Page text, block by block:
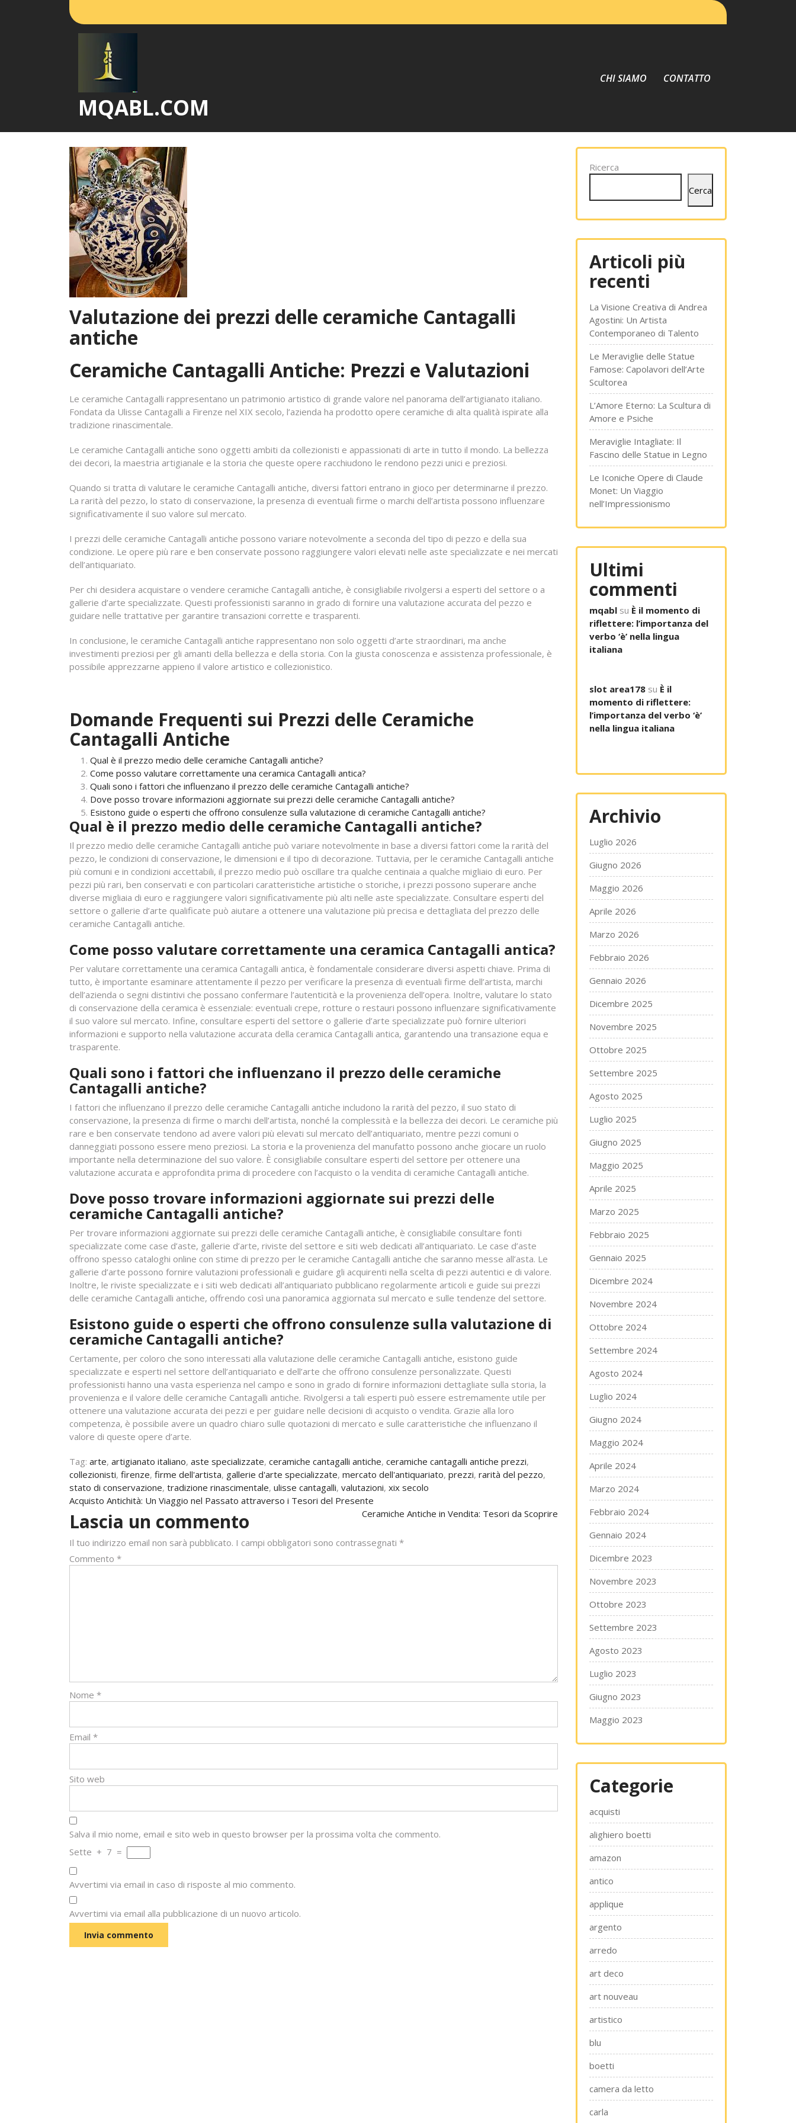
MQABL.COM
CHI SIAMO CONTATTO
Valutazione dei prezzi delle ceramiche Cantagalli
antiche
Ceramiche Cantagalli Antiche: Prezzi e Valutazioni
Le ceramiche Cantagalli rappresentano un patrimonio artistico di grande valore nel panorama dell’artigianato italiano.
Fondata da Ulisse Cantagalli a Firenze nel XIX secolo, l’azienda ha prodotto opere ceramiche di alta qualità ispirate alla
tradizione rinascimentale.
Le ceramiche Cantagalli antiche sono oggetti ambiti da collezionisti e appassionati di arte in tutto il mondo. La bellezza
dei decori, la maestria artigianale e la storia che queste opere racchiudono le rendono pezzi unici e preziosi.
Quando si tratta di valutare le ceramiche Cantagalli antiche, diversi fattori entrano in gioco per determinarne il prezzo.
La rarità del pezzo, lo stato di conservazione, la presenza di eventuali firme o marchi dell’artista possono influenzare
significativamente il suo valore sul mercato.
I prezzi delle ceramiche Cantagalli antiche possono variare notevolmente a seconda del tipo di pezzo e della sua
condizione. Le opere più rare e ben conservate possono raggiungere valori elevati nelle aste specializzate e nei mercati
dell’antiquariato.
Per chi desidera acquistare o vendere ceramiche Cantagalli antiche, è consigliabile rivolgersi a esperti del settore o a
gallerie d’arte specializzate. Questi professionisti saranno in grado di fornire una valutazione accurata del pezzo e
guidare nelle trattative per garantire transazioni corrette e trasparenti.
In conclusione, le ceramiche Cantagalli antiche rappresentano non solo oggetti d’arte straordinari, ma anche
investimenti preziosi per gli amanti della bellezza e della storia. Con la giusta conoscenza e assistenza professionale, è
possibile apprezzarne appieno il valore artistico e collezionistico.
Domande Frequenti sui Prezzi delle Ceramiche
Cantagalli Antiche
Qual è il prezzo medio delle ceramiche Cantagalli antiche?
Come posso valutare correttamente una ceramica Cantagalli antica?
Quali sono i fattori che influenzano il prezzo delle ceramiche Cantagalli antiche?
Dove posso trovare informazioni aggiornate sui prezzi delle ceramiche Cantagalli antiche?
Esistono guide o esperti che offrono consulenze sulla valutazione di ceramiche Cantagalli antiche?
Qual è il prezzo medio delle ceramiche Cantagalli antiche?
Il prezzo medio delle ceramiche Cantagalli antiche può variare notevolmente in base a diversi fattori come la rarità del
pezzo, le condizioni di conservazione, le dimensioni e il tipo di decorazione. Tuttavia, per le ceramiche Cantagalli antiche
più comuni e in condizioni accettabili, il prezzo medio può oscillare tra qualche centinaia a qualche migliaio di euro. Per
pezzi più rari, ben conservati e con particolari caratteristiche artistiche o storiche, i prezzi possono superare anche
diverse migliaia di euro e raggiungere valori significativamente più alti nelle aste specializzate. Consultare esperti del
settore o gallerie d’arte qualificate può aiutare a ottenere una valutazione più precisa e dettagliata del prezzo delle
ceramiche Cantagalli antiche.
Come posso valutare correttamente una ceramica Cantagalli antica?
Per valutare correttamente una ceramica Cantagalli antica, è fondamentale considerare diversi aspetti chiave. Prima di
tutto, è importante esaminare attentamente il pezzo per verificare la presenza di eventuali firme dell’artista, marchi
dell’azienda o segni distintivi che possano confermare l’autenticità e la provenienza dell’opera. Inoltre, valutare lo stato
di conservazione della ceramica è essenziale: eventuali crepe, rotture o restauri possono influenzare significativamente
il suo valore sul mercato. Infine, consultare esperti del settore o gallerie d’arte specializzate può fornire ulteriori
informazioni e supporto nella valutazione accurata della ceramica Cantagalli antica, garantendo una transazione equa e
trasparente.
Quali sono i fattori che influenzano il prezzo delle ceramiche
Cantagalli antiche?
I fattori che influenzano il prezzo delle ceramiche Cantagalli antiche includono la rarità del pezzo, il suo stato di
conservazione, la presenza di firme o marchi dell’artista, nonché la complessità e la bellezza dei decori. Le ceramiche più
rare e ben conservate tendono ad avere valori più elevati sul mercato dell’antiquariato, mentre pezzi comuni o
danneggiati possono essere meno preziosi. La storia e la provenienza del manufatto possono anche giocare un ruolo
importante nella determinazione del suo valore. È consigliabile consultare esperti del settore per ottenere una
valutazione accurata e approfondita prima di procedere con l’acquisto o la vendita di ceramiche Cantagalli antiche.
Dove posso trovare informazioni aggiornate sui prezzi delle
ceramiche Cantagalli antiche?
Per trovare informazioni aggiornate sui prezzi delle ceramiche Cantagalli antiche, è consigliabile consultare fonti
specializzate come case d’aste, gallerie d’arte, riviste del settore e siti web dedicati all’antiquariato. Le case d’aste
offrono spesso cataloghi online con stime di prezzo per le ceramiche Cantagalli antiche che saranno messe all’asta. Le
gallerie d’arte possono fornire valutazioni professionali e guidare gli acquirenti nella scelta di pezzi autentici e di valore.
Inoltre, le riviste specializzate e i siti web dedicati all’antiquariato pubblicano regolarmente articoli e guide sui prezzi
delle ceramiche Cantagalli antiche, offrendo così una panoramica aggiornata sul mercato e sulle tendenze del settore.
Esistono guide o esperti che offrono consulenze sulla valutazione di
ceramiche Cantagalli antiche?
Certamente, per coloro che sono interessati alla valutazione delle ceramiche Cantagalli antiche, esistono guide
specializzate e esperti nel settore dell’antiquariato e dell’arte che offrono consulenze personalizzate. Questi
professionisti hanno una vasta esperienza nel campo e sono in grado di fornire informazioni dettagliate sulla storia, la
provenienza e il valore delle ceramiche Cantagalli antiche. Rivolgersi a tali esperti può essere estremamente utile per
ottenere una valutazione accurata dei pezzi e per guidare nelle decisioni di acquisto o vendita. Grazie alla loro
competenza, è possibile avere un quadro chiaro sulle quotazioni di mercato e sulle caratteristiche che influenzano il
valore di queste opere d’arte.
Tag: arte, artigianato italiano, aste specializzate, ceramiche cantagalli antiche, ceramiche cantagalli antiche prezzi,
collezionisti, firenze, firme dell'artista, gallerie d'arte specializzate, mercato dell'antiquariato, prezzi, rarità del pezzo,
stato di conservazione, tradizione rinascimentale, ulisse cantagalli, valutazioni, xix secolo
Navigazione
articoli
Acquisto Antichità: Un Viaggio nel Passato attraverso i Tesori del Presente
Ceramiche Antiche in Vendita: Tesori da Scoprire
Lascia un commento
Il tuo indirizzo email non sarà pubblicato. I campi obbligatori sono contrassegnati *
Commento *
Nome *
Email *
Sito web
Salva il mio nome, email e sito web in questo browser per la prossima volta che commento.
Sette + 7 =
Avvertimi via email in caso di risposte al mio commento.
Avvertimi via email alla pubblicazione di un nuovo articolo.
Ricerca
Cerca
Articoli più
recenti
La Visione Creativa di Andrea
Agostini: Un Artista
Contemporaneo di Talento
Le Meraviglie delle Statue
Famose: Capolavori dell’Arte
Scultorea
L’Amore Eterno: La Scultura di
Amore e Psiche
Meraviglie Intagliate: Il
Fascino delle Statue in Legno
Le Iconiche Opere di Claude
Monet: Un Viaggio
nell’Impressionismo
Ultimi
commenti
mqabl su È il momento di
riflettere: l’importanza del
verbo ‘è’ nella lingua
italiana
slot area178 su È il
momento di riflettere:
l’importanza del verbo ‘è’
nella lingua italiana
Archivio
Luglio 2026
Giugno 2026
Maggio 2026
Aprile 2026
Marzo 2026
Febbraio 2026
Gennaio 2026
Dicembre 2025
Novembre 2025
Ottobre 2025
Settembre 2025
Agosto 2025
Luglio 2025
Giugno 2025
Maggio 2025
Aprile 2025
Marzo 2025
Febbraio 2025
Gennaio 2025
Dicembre 2024
Novembre 2024
Ottobre 2024
Settembre 2024
Agosto 2024
Luglio 2024
Giugno 2024
Maggio 2024
Aprile 2024
Marzo 2024
Febbraio 2024
Gennaio 2024
Dicembre 2023
Novembre 2023
Ottobre 2023
Settembre 2023
Agosto 2023
Luglio 2023
Giugno 2023
Maggio 2023
Categorie
acquisti
alighiero boetti
amazon
antico
applique
argento
arredo
art deco
art nouveau
artistico
blu
boetti
camera da letto
carla